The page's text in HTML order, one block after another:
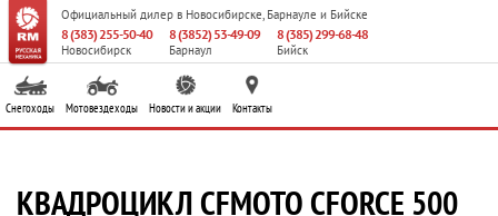
Официальный дилер в Новосибирске, Барнауле и Бийске
8 (383) 255-50-40
Новосибирск
8 (3852) 53-49-09
Барнаул
8 (385) 299-68-48
Бийск
Снегоходы Мотовездеходы Новости и акции Контакты
КВАДРОЦИКЛ CFMOTO CFORCE 500